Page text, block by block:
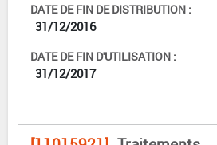
DATE DE FIN DE DISTRIBUTION :
31/12/2016
DATE DE FIN D'UTILISATION :
31/12/2017